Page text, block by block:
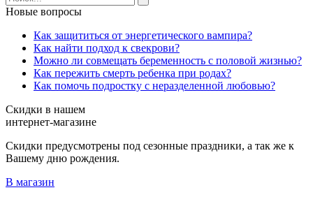
Новые вопросы
Как защититься от энергетического вампира?
Как найти подход к свекрови?
Можно ли совмещать беременность с половой жизнью?
Как пережить смерть ребенка при родах?
Как помочь подростку с неразделенной любовью?
Скидки в нашем
интернет-магазине
Скидки предусмотрены под сезонные праздники, а так же к
Вашему дню рождения.
В магазин